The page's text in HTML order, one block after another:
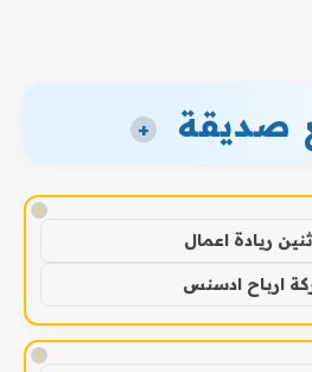
صديقة +
!
ريادة اعمال
ارباح ادسنس
!